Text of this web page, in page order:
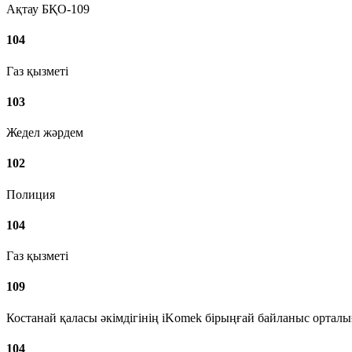
Ақтау БҚО-109
104
Газ қызметі
103
Жедел жәрдем
102
Полиция
104
Газ қызметі
109
Костанай қаласы әкімдігінің iKomek бірыңғай байланыс
104